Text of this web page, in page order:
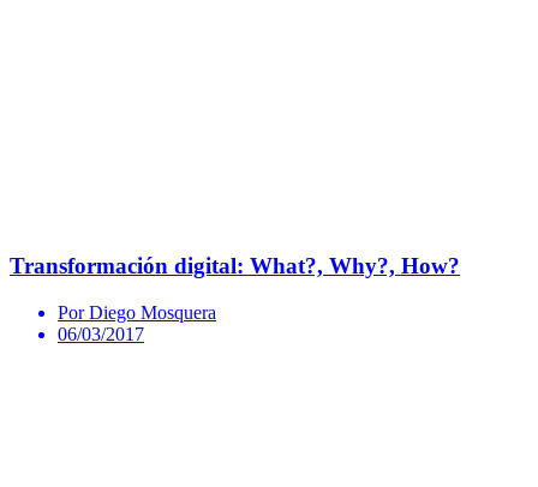
Transformación digital: What?, Why?, How?
Por Diego Mosquera
06/03/2017